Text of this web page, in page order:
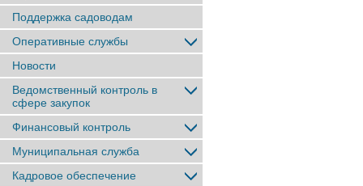
Поддержка садоводам
Оперативные службы
Новости
Ведомственный контроль в
сфере закупок
Финансовый контроль
Муниципальная служба
Кадровое обеспечение